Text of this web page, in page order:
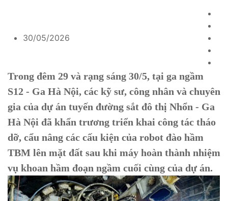
30/05/2026
Trong đêm 29 và rạng sáng 30/5, tại ga ngầm
S12 - Ga Hà Nội, các kỹ sư, công nhân và chuyên
gia của dự án tuyến đường sắt đô thị Nhổn - Ga
Hà Nội đã khẩn trương triển khai công tác tháo
dỡ, cẩu nâng các cấu kiện của robot đào hầm
TBM lên mặt đất sau khi máy hoàn thành nhiệm
vụ khoan hầm đoạn ngầm cuối cùng của dự án.